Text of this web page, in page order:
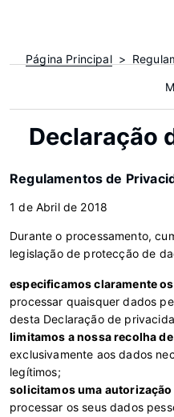
Página Principal
Declaração
Regulamentos de
1 de Abril de 2018
Durante o processamento,
legislação de protecção de
especificamos claramente
processar quaisquer dados
desta Declaração de
limitamos a nossa recolha
exclusivamente aos dados
legítimos;
solicitamos uma
processar os seus dados